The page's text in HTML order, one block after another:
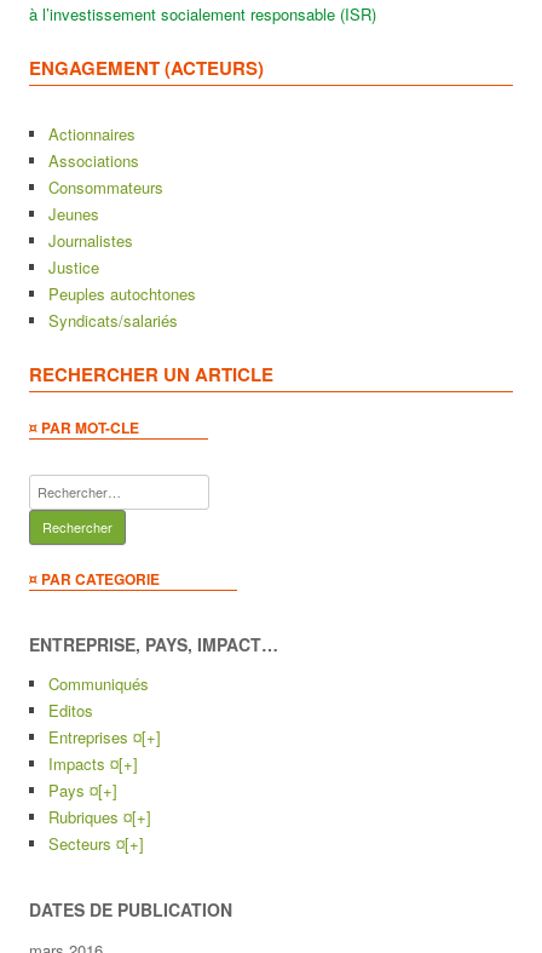
à l’investissement socialement responsable (ISR)
ENGAGEMENT (ACTEURS)
Actionnaires
Associations
Consommateurs
Jeunes
Journalistes
Justice
Peuples autochtones
Syndicats/salariés
RECHERCHER UN ARTICLE
¤ PAR MOT-CLE
Rechercher :
¤ PAR CATEGORIE
ENTREPRISE, PAYS, IMPACT…
Communiqués
Editos
Entreprises ¤[+]
Impacts ¤[+]
Pays ¤[+]
Rubriques ¤[+]
Secteurs ¤[+]
DATES DE PUBLICATION